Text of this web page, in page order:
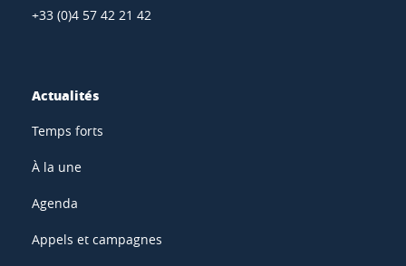
+33 (0)4 57 42 21 42
Actualités
Temps forts
À la une
Agenda
Appels et campagnes